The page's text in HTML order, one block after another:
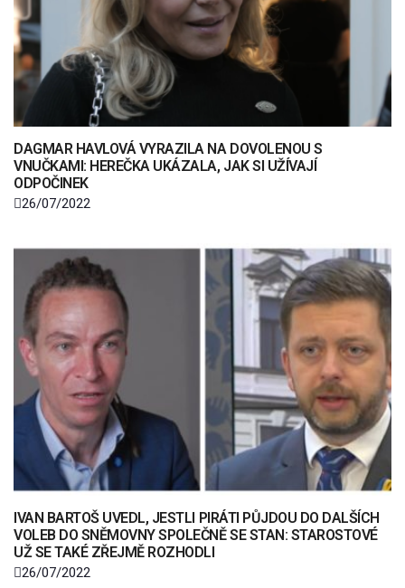
DAGMAR HAVLOVÁ VYRAZILA NA DOVOLENOU S
VNUČKAMI: HEREČKA UKÁZALA, JAK SI UŽÍVAJÍ
ODPOČINEK
26/07/2022
IVAN BARTOŠ UVEDL, JESTLI PIRÁTI PŮJDOU DO DALŠÍCH
VOLEB DO SNĚMOVNY SPOLEČNĚ SE STAN: STAROSTOVÉ
UŽ SE TAKÉ ZŘEJMĚ ROZHODLI
26/07/2022